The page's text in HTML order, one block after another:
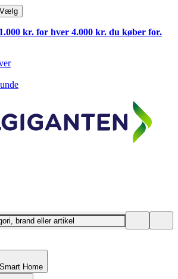
Vælg
kr. for hver 4.000 kr. du køber for.
Home